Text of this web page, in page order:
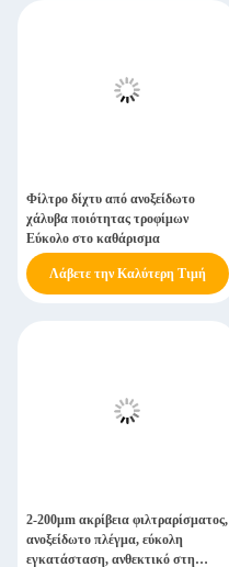
Φίλτρο δίχτυ από ανοξείδωτο
χάλυβα ποιότητας τροφίμων
Εύκολο στο καθάρισμα
Λάβετε την Καλύτερη Τιμή
2-200μm ακρίβεια φιλτραρίσματος,
ανοξείδωτο πλέγμα, εύκολη
εγκατάσταση, ανθεκτικό στη